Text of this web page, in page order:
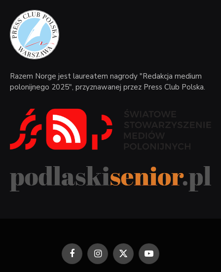
Razem Norge jest laureatem nagrody "Redakcja medium
polonijnego 2025", przyznawanej przez Press Club Polska.
FacebookInstagram
X
(Twitter)
YouTube